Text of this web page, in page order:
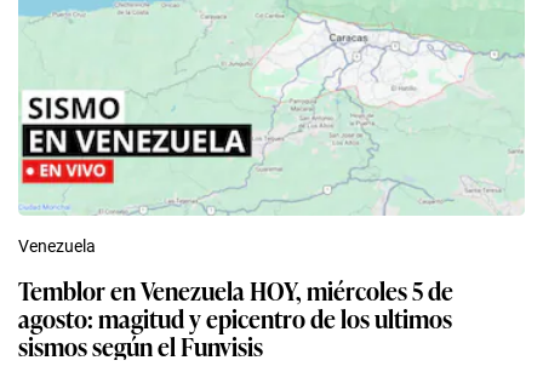
Venezuela
Temblor en Venezuela HOY, miércoles 5 de
agosto: magitud y epicentro de los ultimos
sismos según el Funvisis